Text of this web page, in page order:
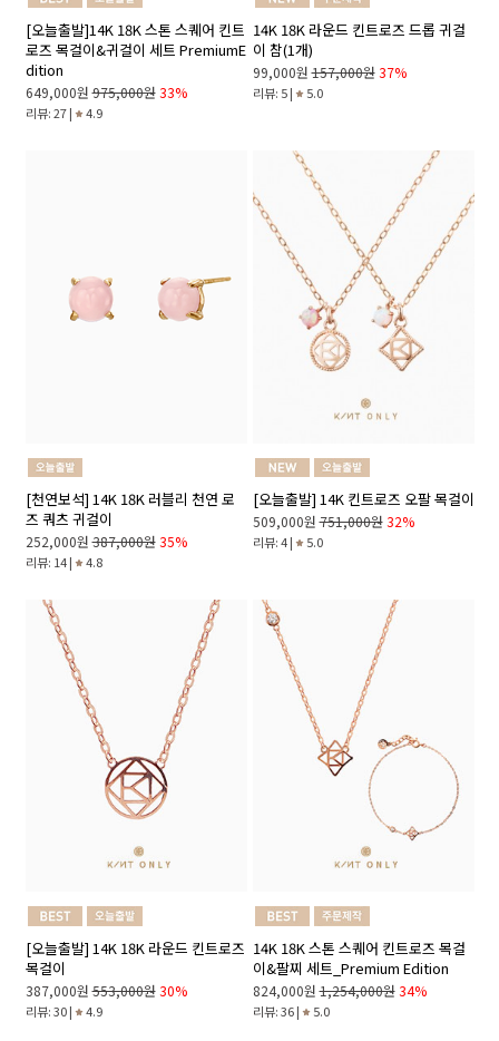
[오늘출발]14K 18K 스톤 스퀘어 킨트
로즈 목걸이&귀걸이 세트 PremiumE
dition
649,000원 975,000원 33%
리뷰: 27 | 4.9
14K 18K 라운드 킨트로즈 드롭 귀걸
이 참(1개)
99,000원 157,000원 37%
리뷰: 5 | 5.0
[천연보석] 14K 18K 러블리 천연 로
즈 쿼츠 귀걸이
252,000원 387,000원 35%
리뷰: 14 | 4.8
[오늘출발] 14K 킨트로즈 오팔 목걸이
509,000원 751,000원 32%
리뷰: 4 | 5.0
[오늘출발] 14K 18K 라운드 킨트로즈
목걸이
387,000원 553,000원 30%
리뷰: 30 | 4.9
14K 18K 스톤 스퀘어 킨트로즈 목걸
이&팔찌 세트_Premium Edition
824,000원 1,254,000원 34%
리뷰: 36 | 5.0